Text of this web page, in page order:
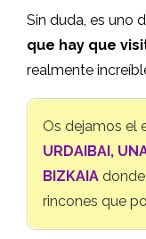
Sin duda, es uno
que hay que
realmente
Os dejamos el
URDAIBAI,
BIZKAIA
rincones que